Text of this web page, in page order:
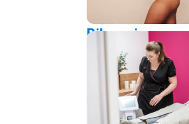
Bilan minceur